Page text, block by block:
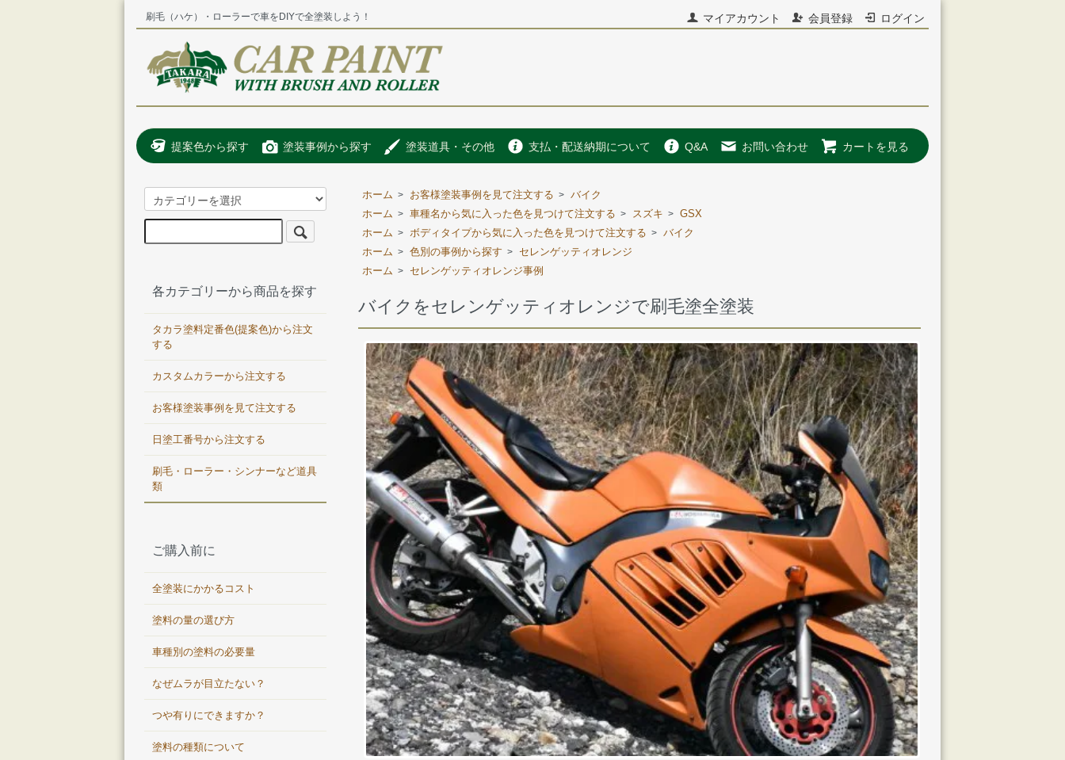
マイアカウント 会員登録 ログイン
刷毛（ハケ）・ローラーで車をDIYで全塗装しよう！
提案色から探す 塗装事例から探す 塗装道具・その他 支払・配送納期について Q&A お問い合わせ カートを見る
ホーム > お客様塗装事例を見て注文する > バイク
ホーム > 車種名から気に入った色を見つけて注文する > スズキ > GSX
ホーム > ボディタイプから気に入った色を見つけて注文する > バイク
ホーム > 色別の事例から探す >
セレンゲッティオレンジ
ホーム > セレンゲッティオレンジ事例
バイクをセレンゲッティオレンジで刷毛塗全塗装
各カテゴリーから商品を探す
タカラ塗料定番色(提案色)から注文
する
カスタムカラーから注文する
お客様塗装事例を見て注文する
日塗工番号から注文する
刷毛・ローラー・シンナーなど道具
類
ご購入前に
全塗装にかかるコスト
塗料の量の選び方
車種別の塗料の必要量
なぜムラが目立たない？
つや有りにできますか？
塗料の種類について